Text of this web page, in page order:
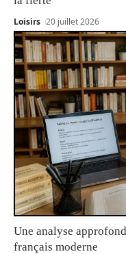
Loisirs 20 juillet 2026
Une analyse
français moderne